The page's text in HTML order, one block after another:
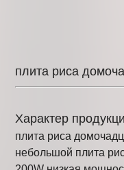
плита риса
Характер
плита риса
небольшой плита